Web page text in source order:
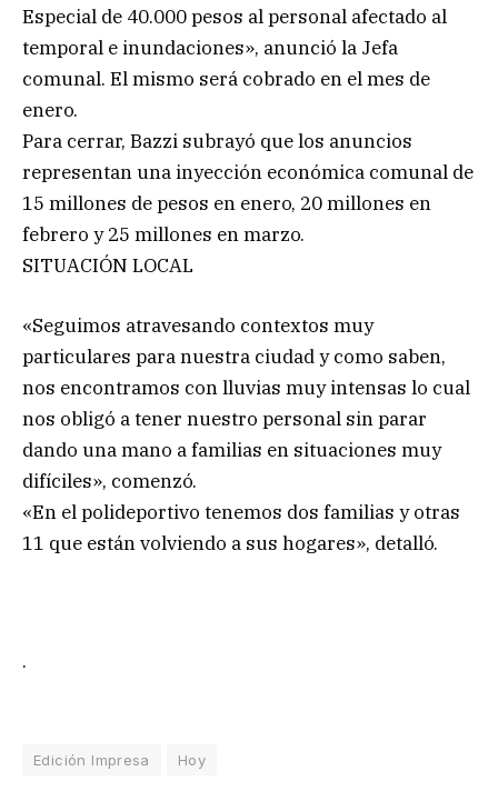
Especial de 40.000 pesos al personal afectado al
temporal e inundaciones», anunció la Jefa
comunal. El mismo será cobrado en el mes de
enero.
Para cerrar, Bazzi subrayó que los anuncios
representan una inyección económica comunal de
15 millones de pesos en enero, 20 millones en
febrero y 25 millones en marzo.
SITUACIÓN LOCAL
«Seguimos atravesando contextos muy
particulares para nuestra ciudad y como saben,
nos encontramos con lluvias muy intensas lo cual
nos obligó a tener nuestro personal sin parar
dando una mano a familias en situaciones muy
difíciles», comenzó.
«En el polideportivo tenemos dos familias y otras
11 que están volviendo a sus hogares», detalló.
.
Edición Impresa Hoy